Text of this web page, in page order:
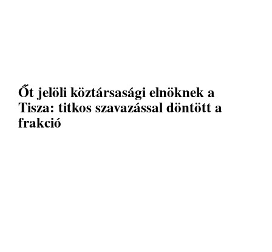
Őt jelöli köztársasági elnöknek a
Tisza: titkos szavazással döntött a
frakció